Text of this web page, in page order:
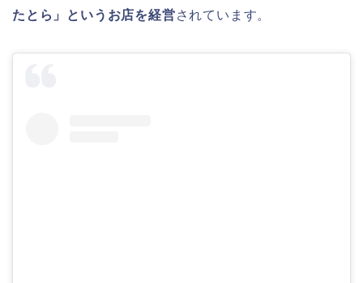
たとら」というお店を経営されています。